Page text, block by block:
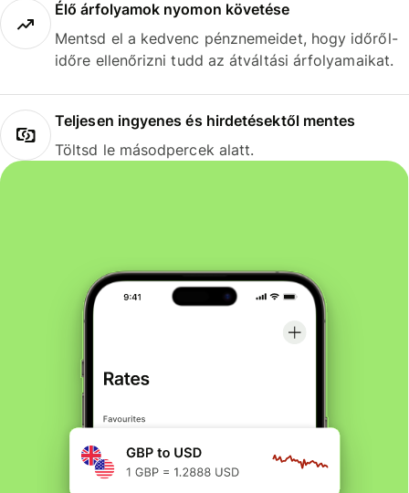
Élő árfolyamok nyomon követése
Mentsd el a kedvenc pénznemeidet, hogy időről-
időre ellenőrizni tudd az átváltási árfolyamaikat.
Teljesen ingyenes és hirdetésektől mentes
Töltsd le másodpercek alatt.